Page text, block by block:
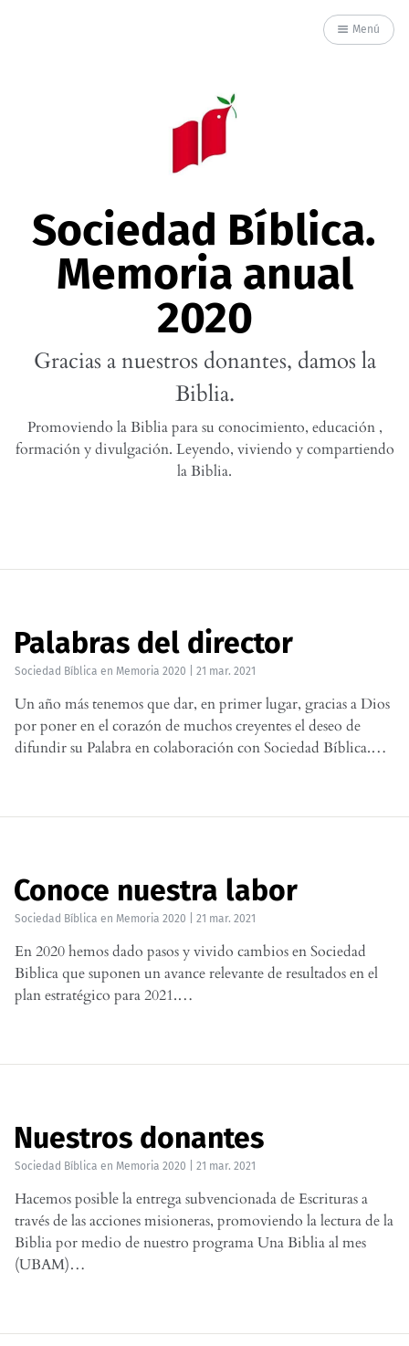
Menú
Sociedad Bíblica.
Memoria anual
2020
Gracias a nuestros donantes, damos la
Biblia.
Promoviendo la Biblia para su conocimiento, educación ,
formación y divulgación. Leyendo, viviendo y compartiendo
la Biblia.
Palabras del director
Sociedad Bíblica en Memoria 2020 21 mar. 2021
Un año más tenemos que dar, en primer lugar, gracias a Dios
por poner en el corazón de muchos creyentes el deseo de
difundir su Palabra en colaboración con Sociedad Bíblica.…
Conoce nuestra labor
Sociedad Bíblica en Memoria 2020 21 mar. 2021
En 2020 hemos dado pasos y vivido cambios en Sociedad
Biblica que suponen un avance relevante de resultados en el
plan estratégico para 2021.…
Nuestros donantes
Sociedad Bíblica en Memoria 2020 21 mar. 2021
Hacemos posible la entrega subvencionada de Escrituras a
través de las acciones misioneras, promoviendo la lectura de la
Biblia por medio de nuestro programa Una Biblia al mes
(UBAM)…